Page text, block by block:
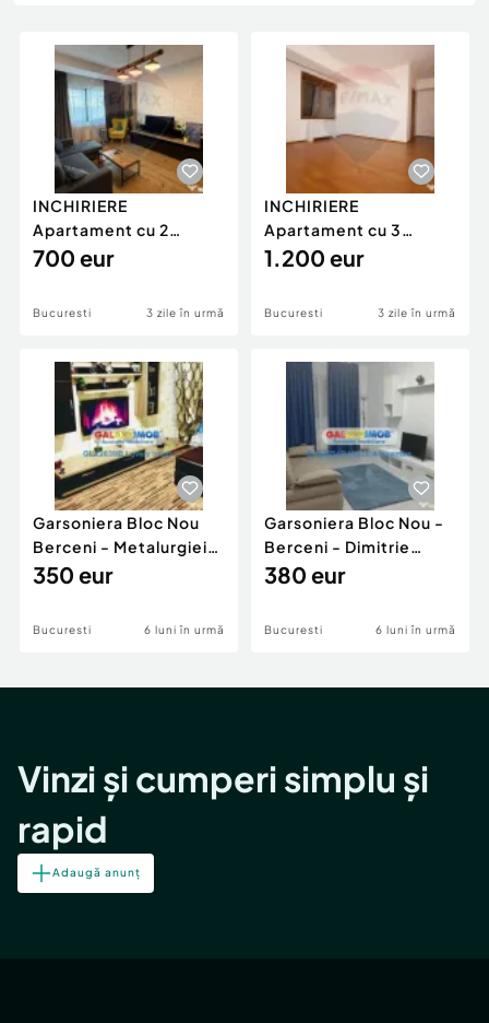
Animale de companie
Afaceri și echipamente profesionale
Inchiriere Bunuri si Vehicule
Piese auto si accesorii
Dacia Duster
INCHIRIERE
Apartament cu 2
camere in zona Drumul
700 eur
Bucuresti 3 zile în urmă
INCHIRIERE
Apartament cu 3
camere in zona Aviatiei
1.200 eur
Bucuresti 3 zile în urmă
Garsoniera Bloc Nou
Berceni - Metalurgiei
Park - Postalionul
350 eur
Bucuresti 6 luni în urmă
Garsoniera Bloc Nou -
Berceni - Dimitrie
Leonida
380 eur
Bucuresti 6 luni în urmă
Vinzi și cumperi simplu și
rapid
Adaugă anunț